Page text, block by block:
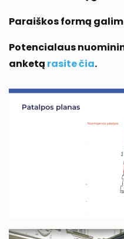
Paraiškos formą
Potencialaus
anketą rasite čia.